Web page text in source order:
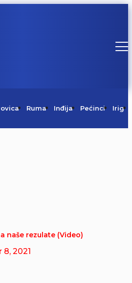
Ruma Inđija Pećinci Irig
naše rezulate (Video)
8, 2021